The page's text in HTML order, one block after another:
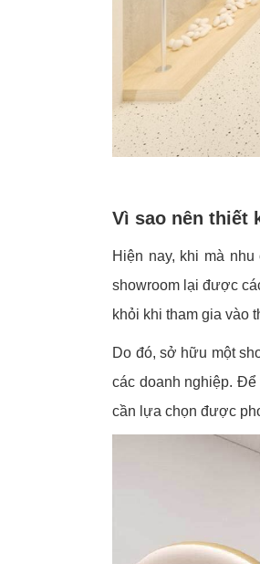
Vì sao nên thiết
Hiện nay, khi mà
showroom lại được
khỏi khi tham gia vào
Do đó, sở hữu một
các doanh nghiệp.
cần lựa chọn được